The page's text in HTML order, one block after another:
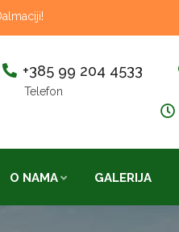
+385 99 204 4533
Telefon
O NAMA GALERIJA